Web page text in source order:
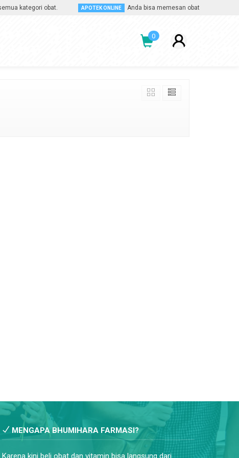
kategori obat. APOTEK ONLINE Anda bisa memesan obat apa saja, kapan
0
MENGAPA BHUMIHARA FARMASI?
Karena kini beli obat dan vitamin bisa langsung dari